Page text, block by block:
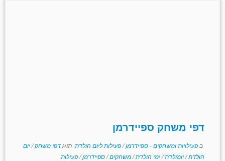
דפי משחק ספיידרמן
ב פעילויות ומשחקים - ספיידרמן/פעילות ליום הולדת תויגדפי משחק/יום
הולדת/יומולדת/ימי הולדת/משחקים/ספיידרמן/פעילות